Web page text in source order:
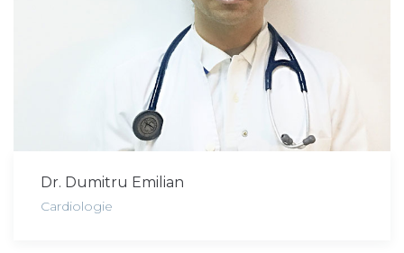
Dr. Dumitru Emilian
Cardiologie